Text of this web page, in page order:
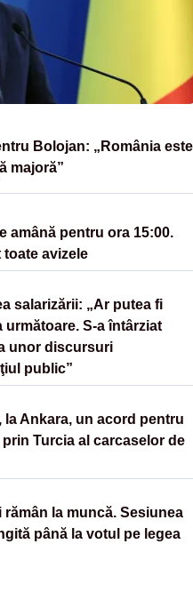
Bolojan: „România este
majoră”
amână pentru ora 15:00.
avizele
salarizării: „Ar putea fi
S-a întârziat
unor discursuri
public”
la Ankara, un acord pentru
Turcia al carcaselor de
la muncă. Sesiunea
până la votul pe legea